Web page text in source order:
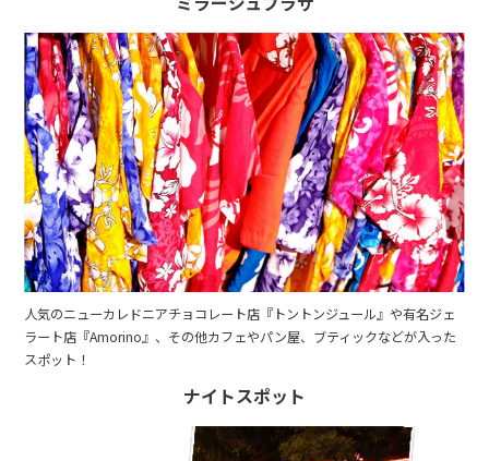
人気のニューカレドニアチョコレート店『トントンジュール』や有名ジェ
ラート店『Amorino』、その他カフェやパン屋、ブティックなどが入った
スポット！
ナイトスポット